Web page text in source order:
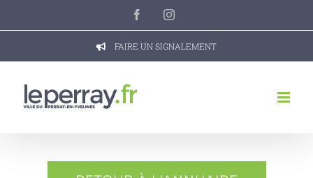
FacebookInstagram
FAIRE UN SIGNALEMENT